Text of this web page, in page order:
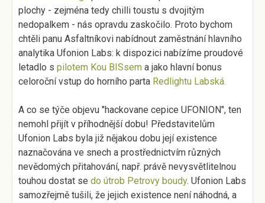
plochy - zejména tedy chilli toustu s dvojitým
nedopalkem - nás opravdu zaskočilo. Proto bychom
chtěli panu Asfaltníkovi nabídnout zaměstnání hlavního
analytika Ufonion Labs: k dispozici nabízíme proudové
letadlo s pilotem Kou BISsem a jako hlavní bonus
celoroční vstup do horního parta Redlightu Labská.
A co se týče objevu "hackovane cepice UFONION", ten
nemohl přijít v příhodnější dobu! Představitelům
Ufonion Labs byla již nějakou dobu její existence
naznačována ve snech a prostřednictvím různých
nevědomých přitahování, např. právě nevysvětlitelnou
touhou dostat se do útrob Petrovy boudy. Ufonion Labs
samozřejmě tušili, že jejich existence není náhodná, a